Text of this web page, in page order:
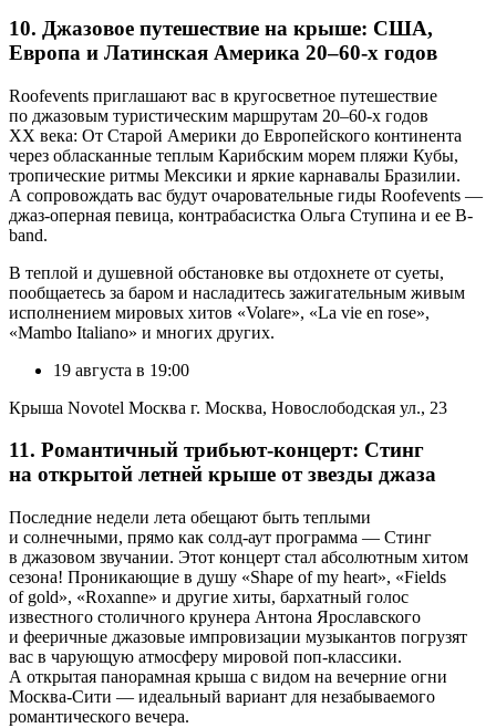
10. Джазовое путешествие на крыше: США,
Европа и Латинская Америка 20–60-х годов
Roofevents приглашают вас в кругосветное путешествие
по джазовым туристическим маршрутам 20–60-х годов
XX века: От Старой Америки до Европейского континента
через обласканные теплым Карибским морем пляжи Кубы,
тропические ритмы Мексики и яркие карнавалы Бразилии.
А сопровождать вас будут очаровательные гиды Roofevents —
джаз-оперная певица, контрабасистка Ольга Ступина и ее B-
band.
В теплой и душевной обстановке вы отдохнете от суеты,
пообщаетесь за баром и насладитесь зажигательным живым
исполнением мировых хитов «Volare», «La vie en rose»,
«Mambo Italiano» и многих других.
19 августа в 19:00
Крыша Novotel Москва г. Москва, Новослободская ул., 23
11. Романтичный трибьют-концерт: Стинг
на открытой летней крыше от звезды джаза
Последние недели лета обещают быть теплыми
и солнечными, прямо как солд-аут программа — Стинг
в джазовом звучании. Этот концерт стал абсолютным хитом
сезона! Проникающие в душу «Shape of my heart», «Fields
of gold», «Roxanne» и другие хиты, бархатный голос
известного столичного крунера Антона Ярославского
и фееричные джазовые импровизации музыкантов погрузят
вас в чарующую атмосферу мировой поп-классики.
А открытая панорамная крыша с видом на вечерние огни
Москва-Сити — идеальный вариант для незабываемого
романтического вечера.